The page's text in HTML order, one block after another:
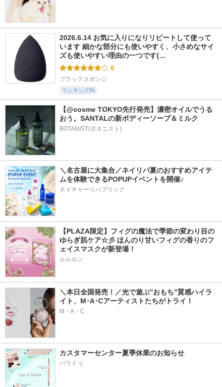
2026.6.14 お気に入りになりリピートして使って
います 細かな部分にも使いやすく、小さめなサイ
ズも使いやすい理由の一つです(…
6
ブラックスポンジ
ランキングIN
【@cosme TOKYO先行発売】濃密オイルでうる
おう。SANTALの新ボディーソープ＆ミルク
BOTANIST(ボタニスト)
＼名古屋に大集合／ネイリパ夏のおすすめアイテ
ムを体験できるPOPUPイベントを開催♪
ネイチャーリパブリック
【PLAZA限定】フィグの魔法で季節の変わり目の
ゆらぎ肌ケア☆彡 ほんのり甘いフィグの香りのフ
ェイスマスクが新登場！
ルルルン
＼本日全国発売！／光で遊ぶ”おもち”質感ハイラ
イト、M･A･Cアーティストたちがトライ！
M・A・C
カスタマーセンター夏季休業のお知らせ
パラドゥ